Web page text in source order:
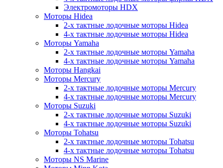
Электромоторы HDX
Моторы Hidea
2-х тактные лодочные моторы Hidea
4-х тактные лодочные моторы Hidea
Моторы Yamaha
2-х тактные лодочные моторы Yamaha
4-х тактные лодочные моторы Yamaha
Моторы Hangkai
Моторы Mercury
2-х тактные лодочные моторы Mercury
4-х тактные лодочные моторы Mercury
Моторы Suzuki
2-х тактные лодочные моторы Suzuki
4-х тактные лодочные моторы Suzuki
Моторы Tohatsu
2-х тактные лодочные моторы Tohatsu
4-х тактные лодочные моторы Tohatsu
Моторы NS Marine